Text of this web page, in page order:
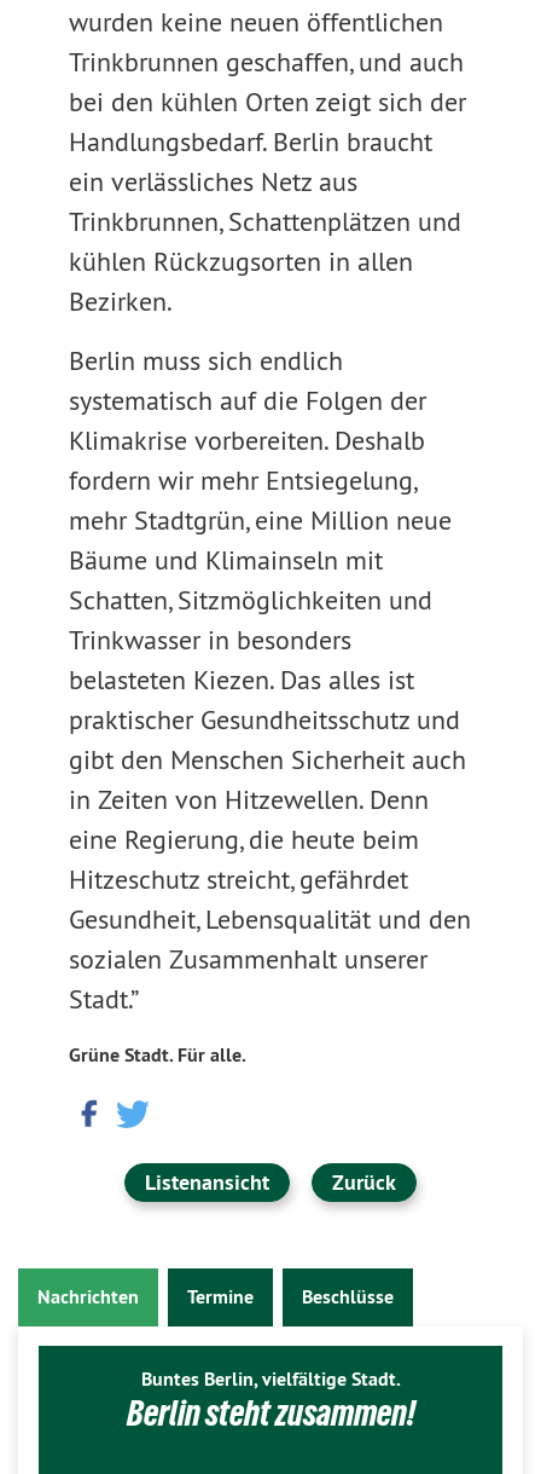
wurden keine neuen öffentlichen
Trinkbrunnen geschaffen, und auch
bei den kühlen Orten zeigt sich der
Handlungsbedarf. Berlin braucht
ein verlässliches Netz aus
Trinkbrunnen, Schattenplätzen und
kühlen Rückzugsorten in allen
Bezirken.
Berlin muss sich endlich
systematisch auf die Folgen der
Klimakrise vorbereiten. Deshalb
fordern wir mehr Entsiegelung,
mehr Stadtgrün, eine Million neue
Bäume und Klimainseln mit
Schatten, Sitzmöglichkeiten und
Trinkwasser in besonders
belasteten Kiezen. Das alles ist
praktischer Gesundheitsschutz und
gibt den Menschen Sicherheit auch
in Zeiten von Hitzewellen. Denn
eine Regierung, die heute beim
Hitzeschutz streicht, gefährdet
Gesundheit, Lebensqualität und den
sozialen Zusammenhalt unserer
Stadt.”
Grüne Stadt. Für alle.
Listenansicht Zurück
Nachrichten Termine Beschlüsse
Buntes Berlin, vielfältige Stadt.
Berlin steht zusammen!